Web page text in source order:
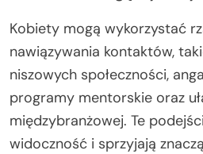
Kobiety mogą wykorzystać
nawiązywania kontaktów,
niszowych społeczności,
programy mentorskie oraz
międzybranżowej. Te
widoczność i sprzyjają